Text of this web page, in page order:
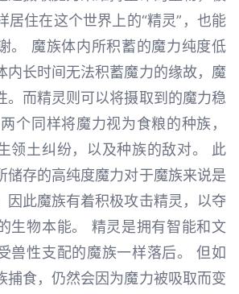
居住在这个世界上的“精灵”，也能
。 魔族体内所积蓄的魔力纯度低
内长时间无法积蓄魔力的缘故，魔
。而精灵则可以将摄取到的魔力稳
个同样将魔力视为食粮的种族，
领土纠纷，以及种族的敌对。 此
储存的高纯度魔力对于魔族来说是
因此魔族有着积极攻击精灵，以夺
生物本能。 精灵是拥有智能和文
兽性支配的魔族一样落后。 但如
捕食，仍然会因为魔力被吸取而变